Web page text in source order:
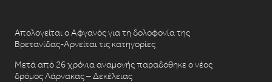
Απολογείται ο Αφγανός για τη δολοφονία της
Βρετανίδας-Αρνείται τις κατηγορίες
Μετά από 26 χρόνια αναμονής παραδόθηκε ο νέος
δρόμος Λάρνακας – Δεκέλειας